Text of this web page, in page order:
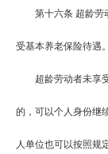
第十六条 超龄劳
受基本养老保险待遇。
超龄劳动者未享
的，可以个人身份继
人单位也可以按照规